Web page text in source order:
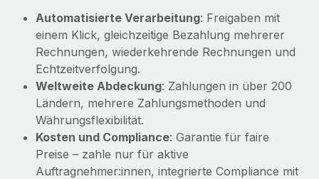
Automatisierte Verarbeitung: Freigaben mit
einem Klick, gleichzeitige Bezahlung mehrerer
Rechnungen, wiederkehrende Rechnungen und
Echtzeitverfolgung.
Weltweite Abdeckung: Zahlungen in über 200
Ländern, mehrere Zahlungsmethoden und
Währungsflexibilität.
Kosten und Compliance: Garantie für faire
Preise – zahle nur für aktive
Auftragnehmer:innen, integrierte Compliance mit